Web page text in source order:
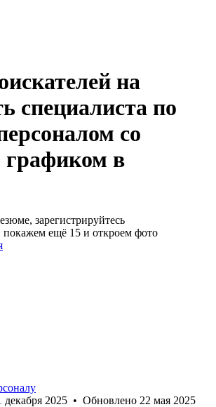
на
специалиста по
со
в
зарегистрируйтесь
покажем ещё 15 и откроем фото
декабря 2025 • Обновлено 22 мая 2025